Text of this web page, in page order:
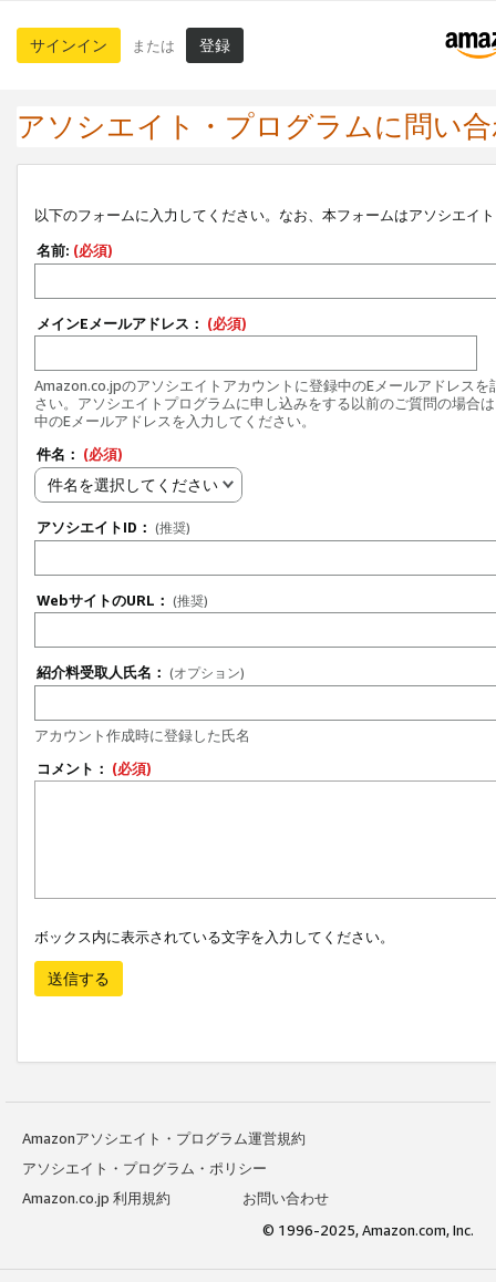
サインイン または 登録
アソシエイト・プログラムに問い
以下のフォームに入力してください。なお、本フォームはアソシエイ
名前: (必須)
メインEメールアドレス： (必須)
Amazon.co.jpのアソシエイトアカウントに登録中のEメールアドレスを
さい。アソシエイトプログラムに申し込みをする以前のご質問の場合
中のEメールアドレスを入力してください。
件名： (必須)
件名を選択してください
アソシエイトID： (推奨)
WebサイトのURL： (推奨)
紹介料受取人氏名： (オプション)
アカウント作成時に登録した氏名
コメント： (必須)
ボックス内に表示されている文字を入力してください。
送信する
Amazonアソシエイト・プログラム運営規約
アソシエイト・プログラム・ポリシー
Amazon.co.jp 利用規約
お問い合わせ
© 1996-2025, Amazon.com, Inc.